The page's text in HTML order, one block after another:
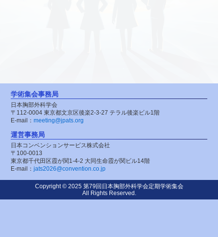
学術集会事務局
日本胸部外科学会
〒112-0004東京都文京区後楽2-3-27 テラル後楽ビル1階
E-mail：meeting@jpats.org
運営事務局
日本コンベンションサービス株式会社
〒100-0013
東京都千代田区霞が関1-4-2 大同生命霞が関ビル14階
E-mail：jats2026@convention.co.jp
Copyright © 2025 第79回日本胸部外科学会定期学術集会
All Rights Reserved.